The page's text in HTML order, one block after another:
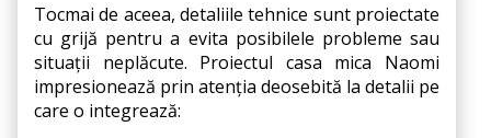
Tocmai de aceea, detaliile tehnice sunt proiectate
cu grijă pentru a evita posibilele probleme sau
situații neplăcute. Proiectul casa mica Naomi
impresionează prin atenția deosebită la detalii pe
care o integrează: